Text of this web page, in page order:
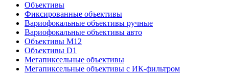
Объективы
Фиксированные объективы
Вариофокальные объективы ручные
Вариофокальные объективы авто
Объективы М12
Объективы D1
Мегапиксельные объективы
Мегапиксельные объективы с ИК-фильтром